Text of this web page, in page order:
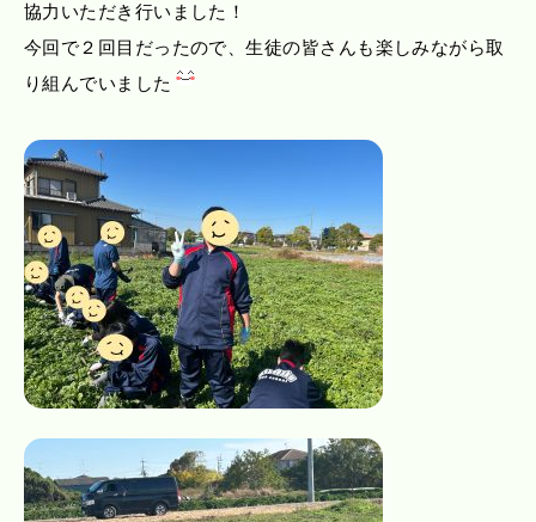
協力いただき行いました！
今回で２回目だったので、生徒の皆さんも楽しみながら取
り組んでいました